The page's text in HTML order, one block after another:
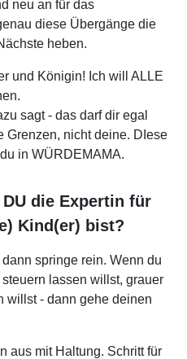
neu an für das
diese Übergänge die
heben.
und Königin! Ich will ALLE
sagt - das darf dir egal
Grenzen, nicht deine. DIese
in WÜRDEMAMA.
die Expertin für
Kind(er) bist?
springe rein. Wenn du
lassen willst, grauer
willst - dann gehe deinen
aus mit Haltung. Schritt für